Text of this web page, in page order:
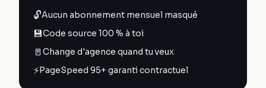
🔓Aucun abonnement mensuel masqué
💾Code source 100 % à toi
🚪 Change d'agence quand tu veux
⚡PageSpeed 95+ garanti contractuel